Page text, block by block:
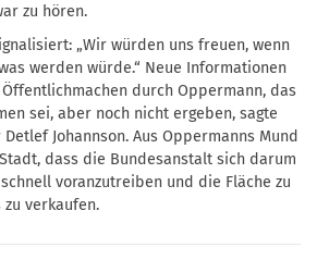
zu hören.
„Wir würden uns freuen, wenn
werden würde.“ Neue Informationen
durch Oppermann, das
sei, aber noch nicht ergeben, sagte
Johannson. Aus Oppermanns Mund
dass die Bundesanstalt sich darum
voranzutreiben und die Fläche zu
verkaufen.